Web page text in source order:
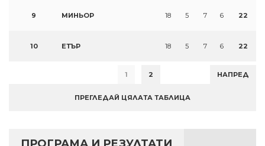
9 МИНЬОР 18 5 7 6 22
10 ЕТЪР 18 5 7 6 22
1 2 НАПРЕД
ПРЕГЛЕДАЙ ЦЯЛАТА ТАБЛИЦА